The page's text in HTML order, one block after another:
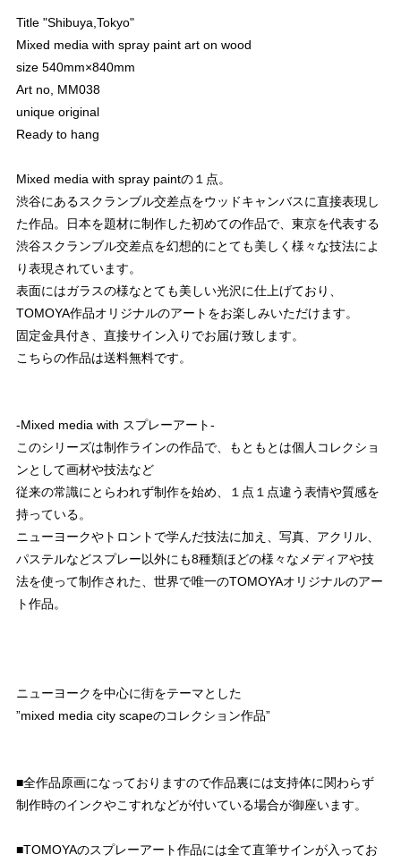
Title "Shibuya,Tokyo"
Mixed media with spray paint art on wood
size 540mm×840mm
Art no, MM038
unique original
Ready to hang
Mixed media with spray paintの１点。
渋谷にあるスクランブル交差点をウッドキャンバスに直接表現し
た作品。日本を題材に制作した初めての作品で、東京を代表する
渋谷スクランブル交差点を幻想的にとても美しく様々な技法によ
り表現されています。
表面にはガラスの様なとても美しい光沢に仕上げており、
TOMOYA作品オリジナルのアートをお楽しみいただけます。
固定金具付き、直接サイン入りでお届け致します。
こちらの作品は送料無料です。
-Mixed media with スプレーアート-
このシリーズは制作ラインの作品で、もともとは個人コレクショ
ンとして画材や技法など
従来の常識にとらわれず制作を始め、１点１点違う表情や質感を
持っている。
ニューヨークやトロントで学んだ技法に加え、写真、アクリル、
パステルなどスプレー以外にも8種類ほどの様々なメディアや技
法を使って制作された、世界で唯一のTOMOYAオリジナルのアー
ト作品。
ニューヨークを中心に街をテーマとした
”mixed media city scapeのコレクション作品”
■全作品原画になっておりますので作品裏には支持体に関わらず
制作時のインクやこすれなどが付いている場合が御座います。
■TOMOYAのスプレーアート作品には全て直筆サインが入ってお